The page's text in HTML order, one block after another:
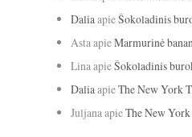
DaliaapieŠokoladinis
AstaapieMarmurinė
LinaapieŠokoladinis
DaliaapieThe New York
JuljanaapieThe New